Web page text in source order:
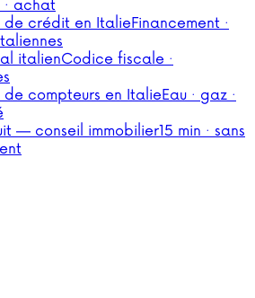
· achat
de crédit en ItalieFinancement ·
italienCodice fiscale ·
de compteurs en ItalieEau · gaz ·
— conseil immobilier15 min · sans